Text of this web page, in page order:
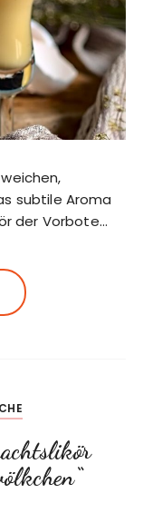
subtile Aroma
der Vorbote…